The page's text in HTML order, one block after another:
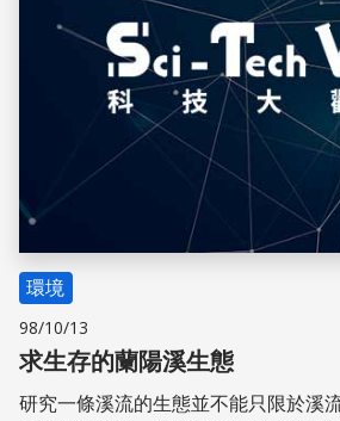
環境
98/10/13
求生存的蘭陽溪生態
研究一條溪流的生態並不能只限於溪